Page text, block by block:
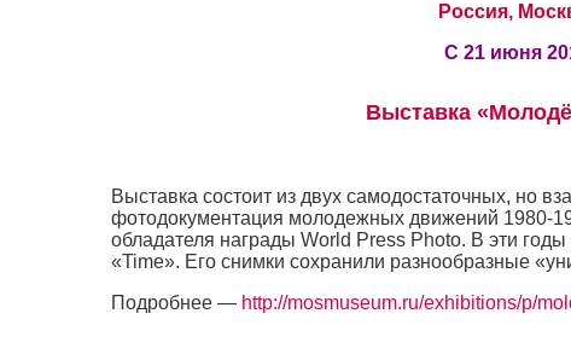
Россия,
С 21 июня
Выставка
Выставка состоит из двух самодостаточных, но
фотодокументация молодежных движений 1980-
обладателя награды World Press Photo. В эти
«Time». Его снимки сохранили разнообразные
Подробнее — http://mosmuseum.ru/exhibitions/p/